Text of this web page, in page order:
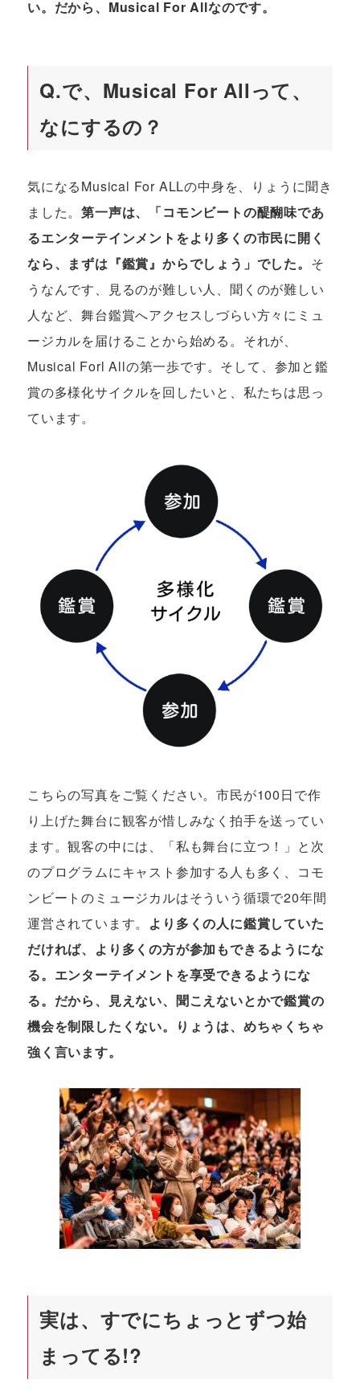
い。だから、Musical For Allなのです。
Q.で、Musical For Allって、
なにするの？
気になるMusical For ALLの中身を、りょうに聞き
ました。第一声は、「コモンビートの醍醐味であ
るエンターテインメントをより多くの市民に開く
なら、まずは『鑑賞』からでしょう」でした。 そ
うなんです、見るのが難しい人、聞くのが難しい
人など、舞台鑑賞へアクセスしづらい方々にミュ
ージカルを届けることから始める。それが、
Musical Forl Allの第一歩です。そして、参加と鑑
賞の多様化サイクルを回したいと、私たちは思っ
ています。
こちらの写真をご覧ください。市民が100日で作
り上げた舞台に観客が惜しみなく拍手を送ってい
ます。観客の中には、「私も舞台に立つ！」と次
のプログラムにキャスト参加する人も多く、コモ
ンビートのミュージカルはそういう循環で20年間
運営されています。 より多くの人に鑑賞していた
だければ、より多くの方が参加もできるようにな
る。エンターテイメントを享受できるようにな
る。だから、見えない、聞こえないとかで鑑賞の
機会を制限したくない。りょうは、めちゃくちゃ
強く言います。
実は、すでにちょっとずつ始
まってる!?